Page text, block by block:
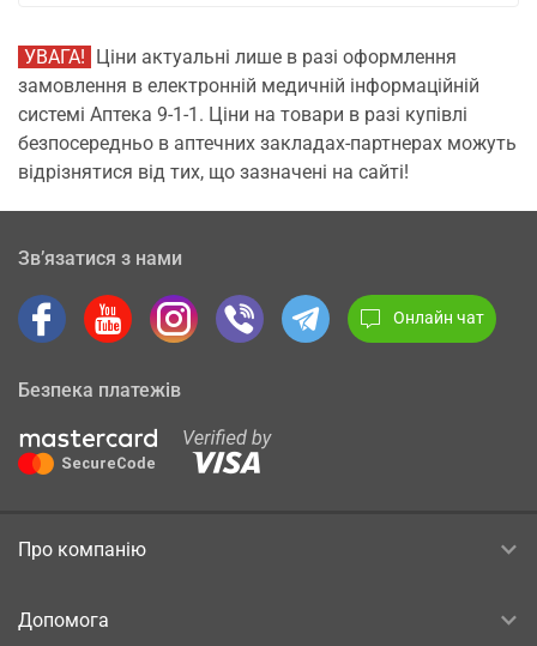
УВАГА! Ціни актуальні лише в разі оформлення
замовлення в електронній медичній інформаційній
системі Аптека 9-1-1. Ціни на товари в разі купівлі
безпосередньо в аптечних закладах-партнерах можуть
відрізнятися від тих, що зазначені на сайті!
Зв’язатися з нами
Онлайн чат
Безпека платежів
Про компанію
Допомога